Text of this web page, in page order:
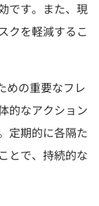
です。また、現
クを軽減するこ
めの重要なフレ
的なアクション
定期的に各隔た
とで、持続的な